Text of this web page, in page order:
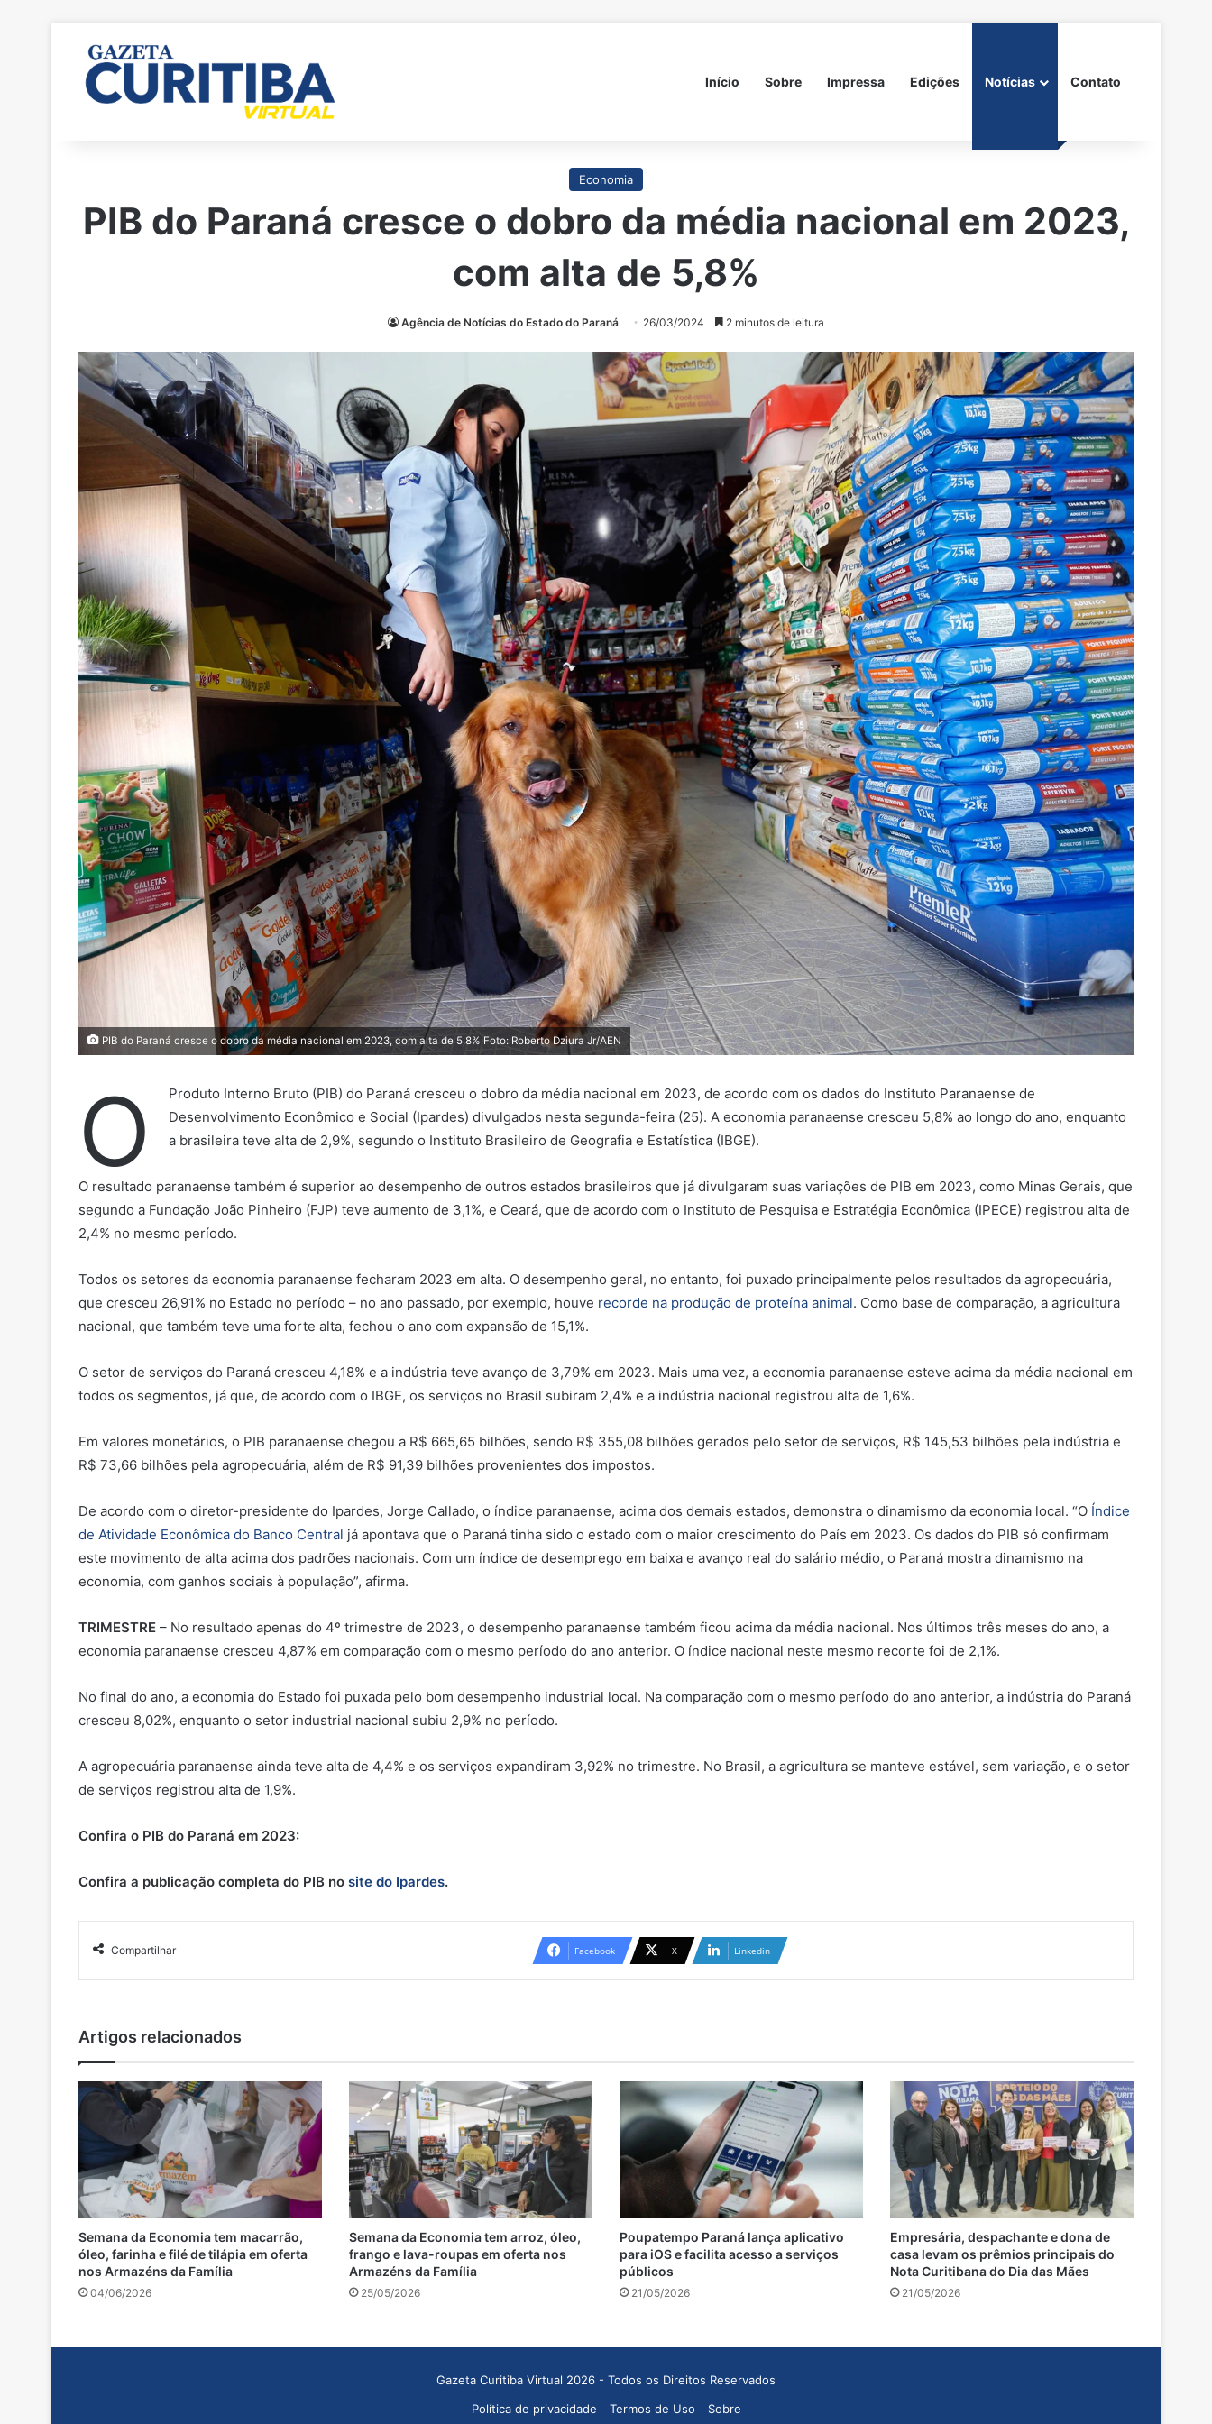
Início Sobre Impressa Edições Notícias Contato
Economia
PIB do Paraná cresce o dobro da média nacional em 2023,
com alta de 5,8%
Agência de Notícias do Estado do Paraná 26/03/2024 2 minutos de leitura
PIB do Paraná cresce o dobro da média nacional em 2023, com alta de 5,8% Foto: Roberto Dziura Jr/AEN
O
Produto Interno Bruto (PIB) do Paraná cresceu o dobro da média nacional em 2023, de acordo com os dados do Instituto Paranaense de
Desenvolvimento Econômico e Social (Ipardes) divulgados nesta segunda-feira (25). A economia paranaense cresceu 5,8% ao longo do ano, enquanto
a brasileira teve alta de 2,9%, segundo o Instituto Brasileiro de Geografia e Estatística (IBGE).
O resultado paranaense também é superior ao desempenho de outros estados brasileiros que já divulgaram suas variações de PIB em 2023, como Minas Gerais, que
segundo a Fundação João Pinheiro (FJP) teve aumento de 3,1%, e Ceará, que de acordo com o Instituto de Pesquisa e Estratégia Econômica (IPECE) registrou alta de
2,4% no mesmo período.
Todos os setores da economia paranaense fecharam 2023 em alta. O desempenho geral, no entanto, foi puxado principalmente pelos resultados da agropecuária,
que cresceu 26,91% no Estado no período – no ano passado, por exemplo, houve recorde na produção de proteína animal. Como base de comparação, a agricultura
nacional, que também teve uma forte alta, fechou o ano com expansão de 15,1%.
O setor de serviços do Paraná cresceu 4,18% e a indústria teve avanço de 3,79% em 2023. Mais uma vez, a economia paranaense esteve acima da média nacional em
todos os segmentos, já que, de acordo com o IBGE, os serviços no Brasil subiram 2,4% e a indústria nacional registrou alta de 1,6%.
Em valores monetários, o PIB paranaense chegou a R$ 665,65 bilhões, sendo R$ 355,08 bilhões gerados pelo setor de serviços, R$ 145,53 bilhões pela indústria e
R$ 73,66 bilhões pela agropecuária, além de R$ 91,39 bilhões provenientes dos impostos.
De acordo com o diretor-presidente do Ipardes, Jorge Callado, o índice paranaense, acima dos demais estados, demonstra o dinamismo da economia local. “O Índice
de Atividade Econômica do Banco Central já apontava que o Paraná tinha sido o estado com o maior crescimento do País em 2023. Os dados do PIB só confirmam
este movimento de alta acima dos padrões nacionais. Com um índice de desemprego em baixa e avanço real do salário médio, o Paraná mostra dinamismo na
economia, com ganhos sociais à população”, afirma.
TRIMESTRE – No resultado apenas do 4º trimestre de 2023, o desempenho paranaense também ficou acima da média nacional. Nos últimos três meses do ano, a
economia paranaense cresceu 4,87% em comparação com o mesmo período do ano anterior. O índice nacional neste mesmo recorte foi de 2,1%.
No final do ano, a economia do Estado foi puxada pelo bom desempenho industrial local. Na comparação com o mesmo período do ano anterior, a indústria do Paraná
cresceu 8,02%, enquanto o setor industrial nacional subiu 2,9% no período.
A agropecuária paranaense ainda teve alta de 4,4% e os serviços expandiram 3,92% no trimestre. No Brasil, a agricultura se manteve estável, sem variação, e o setor
de serviços registrou alta de 1,9%.
Confira o PIB do Paraná em 2023:
Confira a publicação completa do PIB no site do Ipardes.
Compartilhar Facebook X Linkedin
Artigos relacionados
Semana da Economia tem macarrão,
óleo, farinha e filé de tilápia em oferta
nos Armazéns da Família
04/06/2026
Semana da Economia tem arroz, óleo,
frango e lava-roupas em oferta nos
Armazéns da Família
25/05/2026
Poupatempo Paraná lança aplicativo
para iOS e facilita acesso a serviços
públicos
21/05/2026
Empresária, despachante e dona de
casa levam os prêmios principais do
Nota Curitibana do Dia das Mães
21/05/2026
Gazeta Curitiba Virtual 2026 - Todos os Direitos Reservados
Política de privacidade
Termos de Uso Sobre